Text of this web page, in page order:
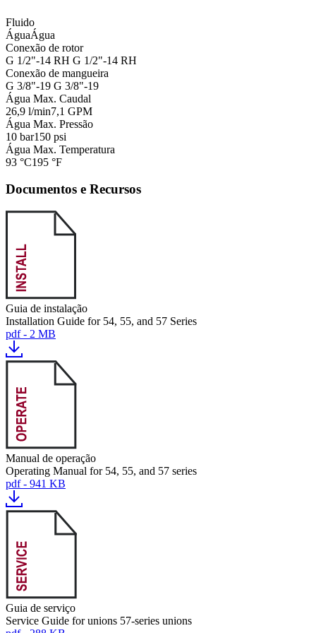
Fluido
ÁguaÁgua
Conexão de rotor
G 1/2"-14 RH G 1/2"-14 RH
Conexão de mangueira
G 3/8"-19 G 3/8"-19
Água Max. Caudal
26,9 l/min7,1 GPM
Água Max. Pressão
10 bar150 psi
Água Max. Temperatura
93 °C195 °F
Documentos e Recursos
Guia de instalação
Installation Guide for 54, 55, and 57 Series
pdf - 2 MB
Manual de operação
Operating Manual for 54, 55, and 57 series
pdf - 941 KB
Guia de serviço
Service Guide for unions 57-series unions